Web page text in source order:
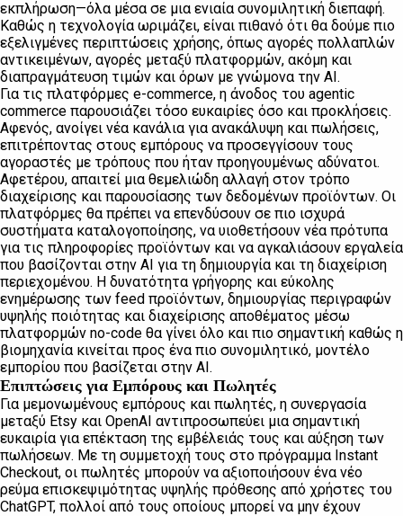
εκπλήρωση—όλα μέσα σε μια ενιαία συνομιλητική διεπαφή.
Καθώς η τεχνολογία ωριμάζει, είναι πιθανό ότι θα δούμε πιο
εξελιγμένες περιπτώσεις χρήσης, όπως αγορές πολλαπλών
αντικειμένων, αγορές μεταξύ πλατφορμών, ακόμη και
διαπραγμάτευση τιμών και όρων με γνώμονα την AI.
Για τις πλατφόρμες e-commerce, η άνοδος του agentic
commerce παρουσιάζει τόσο ευκαιρίες όσο και προκλήσεις.
Αφενός, ανοίγει νέα κανάλια για ανακάλυψη και πωλήσεις,
επιτρέποντας στους εμπόρους να προσεγγίσουν τους
αγοραστές με τρόπους που ήταν προηγουμένως αδύνατοι.
Αφετέρου, απαιτεί μια θεμελιώδη αλλαγή στον τρόπο
διαχείρισης και παρουσίασης των δεδομένων προϊόντων. Οι
πλατφόρμες θα πρέπει να επενδύσουν σε πιο ισχυρά
συστήματα καταλογοποίησης, να υιοθετήσουν νέα πρότυπα
για τις πληροφορίες προϊόντων και να αγκαλιάσουν εργαλεία
που βασίζονται στην AI για τη δημιουργία και τη διαχείριση
περιεχομένου. Η δυνατότητα γρήγορης και εύκολης
ενημέρωσης των feed προϊόντων, δημιουργίας περιγραφών
υψηλής ποιότητας και διαχείρισης αποθέματος μέσω
πλατφορμών no-code θα γίνει όλο και πιο σημαντική καθώς η
βιομηχανία κινείται προς ένα πιο συνομιλητικό, μοντέλο
εμπορίου που βασίζεται στην AI.
Επιπτώσεις για Εμπόρους και Πωλητές
Για μεμονωμένους εμπόρους και πωλητές, η συνεργασία
μεταξύ Etsy και OpenAI αντιπροσωπεύει μια σημαντική
ευκαιρία για επέκταση της εμβέλειάς τους και αύξηση των
πωλήσεων. Με τη συμμετοχή τους στο πρόγραμμα Instant
Checkout, οι πωλητές μπορούν να αξιοποιήσουν ένα νέο
ρεύμα επισκεψιμότητας υψηλής πρόθεσης από χρήστες του
ChatGPT, πολλοί από τους οποίους μπορεί να μην έχουν